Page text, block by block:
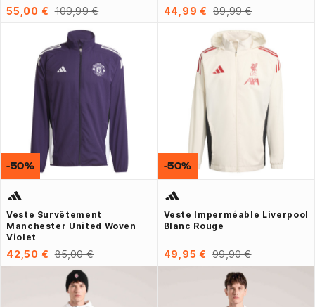
55,00 € 109,99 € 44,99 € 89,99 €
Veste Survêtement
Manchester United Woven
Violet
42,50 € 85,00 €
-50%
Veste Imperméable Liverpool
Blanc Rouge
49,95 € 99,90 €
-50%